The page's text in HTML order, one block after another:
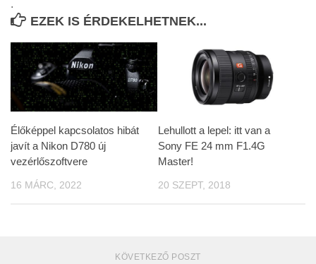
.
EZEK IS ÉRDEKELHETNEK...
Élőképpel kapcsolatos hibát
javít a Nikon D780 új
vezérlőszoftvere
16 MÁRC, 2022
Lehullott a lepel: itt van a
Sony FE 24 mm F1.4G
Master!
20 SZEPT, 2018
KÖVETKEZŐ POSZT